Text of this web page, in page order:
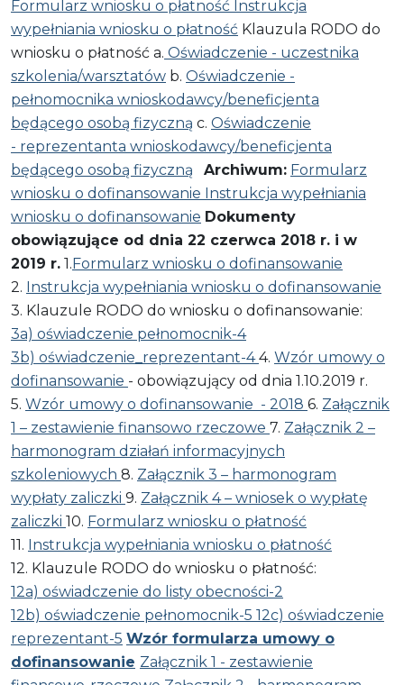
Formularz wniosku o płatność Instrukcja
wypełniania wniosku o płatność Klauzula RODO do
wniosku o płatność a. Oświadczenie - uczestnika
szkolenia/warsztatów b. Oświadczenie -
pełnomocnika wnioskodawcy/beneficjenta
będącego osobą fizyczną c. Oświadczenie
- reprezentanta wnioskodawcy/beneficjenta
będącego osobą fizyczną
Archiwum: Formularz
wniosku o dofinansowanie Instrukcja wypełniania
wniosku o dofinansowanie Dokumenty
obowiązujące od dnia 22 czerwca 2018 r. i w
2019 r. 1.Formularz wniosku o dofinansowanie
2. Instrukcja wypełniania wniosku o dofinansowanie
3. Klauzule RODO do wniosku o dofinansowanie:
3a) oświadczenie pełnomocnik-4
3b) oświadczenie_reprezentant-44. Wzór umowy o
dofinansowanie - obowiązujący od dnia 1.10.2019 r.
5. Wzór umowy o dofinansowanie - 2018 6. Załącznik
1 – zestawienie finansowo rzeczowe 7. Załącznik 2 –
harmonogram działań informacyjnych
szkoleniowych 8. Załącznik 3 – harmonogram
wypłaty zaliczki 9. Załącznik 4 – wniosek o wypłatę
zaliczki 10. Formularz wniosku o płatność
11. Instrukcja wypełniania wniosku o płatność
12. Klauzule RODO do wniosku o płatność:
12a) oświadczenie do listy obecności-2
12b) oświadczenie pełnomocnik-5 12c) oświadczenie
reprezentant-5 Wzór formularza umowy o
dofinansowanie Załącznik 1 - zestawienie